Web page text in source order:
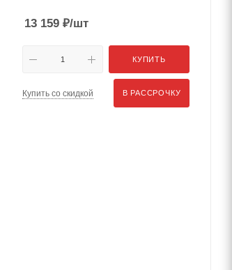
13 159 ₽/шт
КУПИТЬ
Купить со скидкой В РАССРОЧКУ